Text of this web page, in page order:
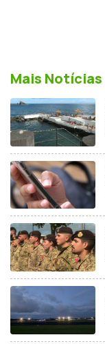
Mais Notícias